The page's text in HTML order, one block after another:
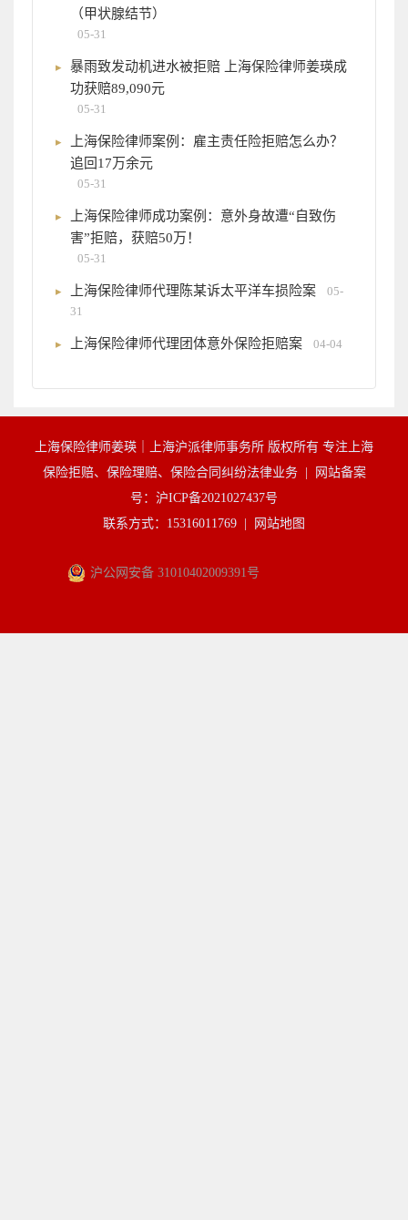
（甲状腺结节）
05-31
暴雨致发动机进水被拒赔 上海保险律师姜瑛成
功获赔89,090元
05-31
上海保险律师案例：雇主责任险拒赔怎么办？
追回17万余元
05-31
上海保险律师成功案例：意外身故遭“自致伤
害”拒赔，获赔50万！
05-31
上海保险律师代理陈某诉太平洋车损险案
05-
31
上海保险律师代理团体意外保险拒赔案 04-04
上海保险律师姜瑛｜上海沪派律师事务所 版权所有 专注上海
保险拒赔、保险理赔、保险合同纠纷法律业务 |
网站备案
号：沪ICP备2021027437号
联系方式：15316011769 |
网站地图
沪公网安备 31010402009391号